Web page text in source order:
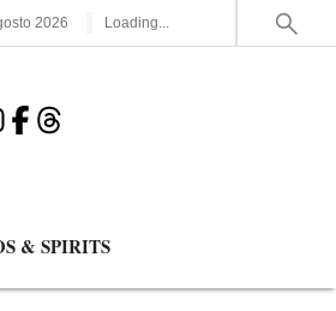
España elimina a Francia y
2026 Loading...
& SPIRITS